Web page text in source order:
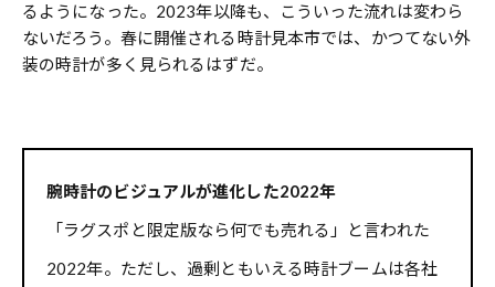
るようになった。2023年以降も、こういった流れは変わら
ないだろう。春に開催される時計見本市では、かつてない外
装の時計が多く見られるはずだ。
腕時計のビジュアルが進化した2022年
「ラグスポと限定版なら何でも売れる」と言われた
2022年。ただし、過剰ともいえる時計ブームは各社